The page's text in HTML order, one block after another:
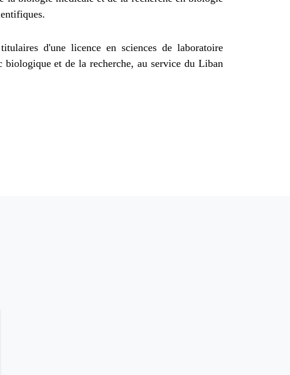
d'une licence en sciences de laboratoire
biologique et de la recherche, au service du Liban